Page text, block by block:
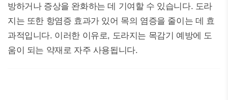
방하거나 증상을 완화하는 데 기여할 수 있습니다. 도라
지는 또한 항염증 효과가 있어 목의 염증을 줄이는 데 효
과적입니다. 이러한 이유로, 도라지는 목감기 예방에 도
움이 되는 약재로 자주 사용됩니다.